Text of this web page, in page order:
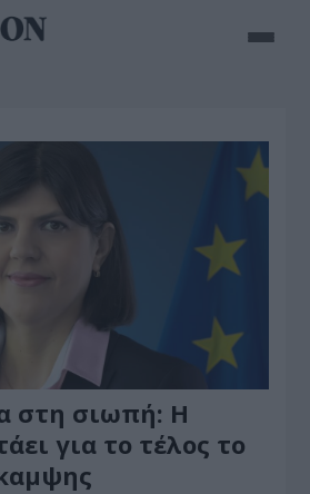
στη σιωπή: Η
για το τέλος το